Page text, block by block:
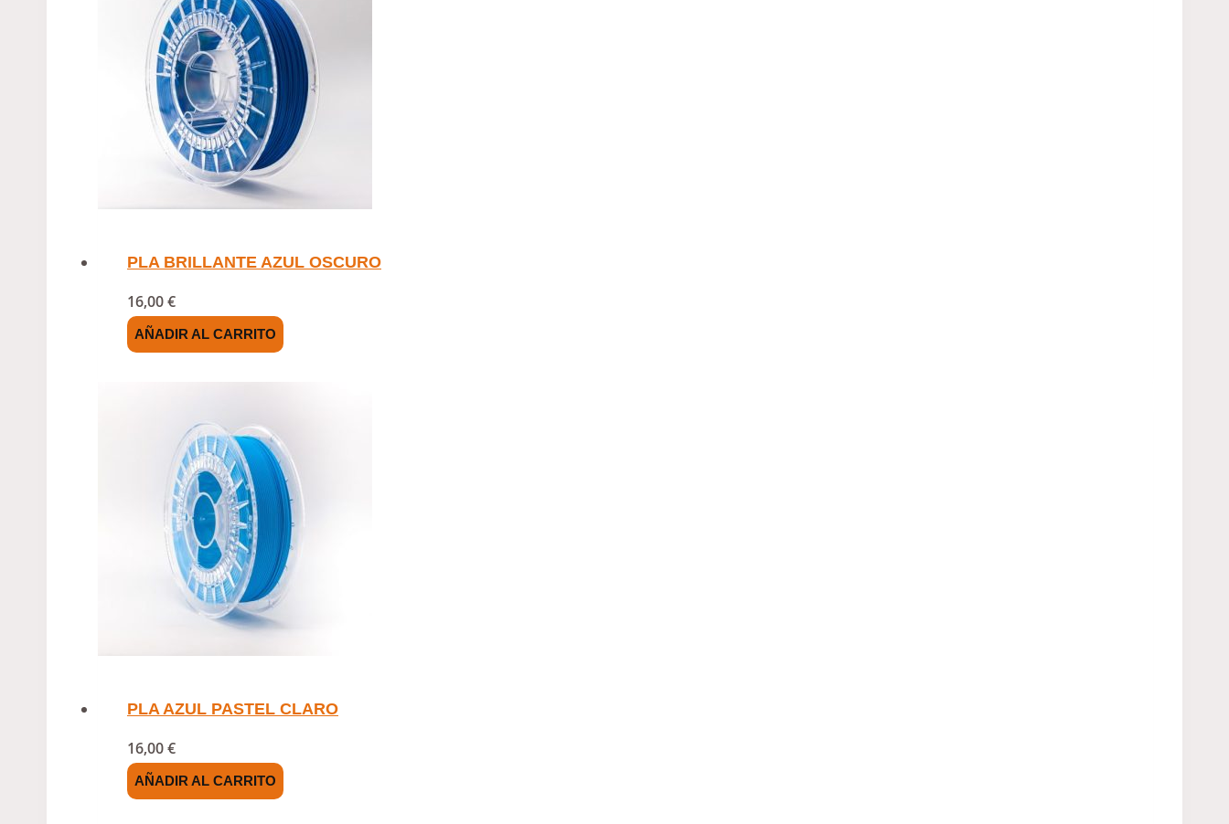
PLA BRILLANTE AZUL OSCURO
16,00€
AÑADIR AL CARRITO
PLA AZUL PASTEL CLARO
16,00€
AÑADIR AL CARRITO